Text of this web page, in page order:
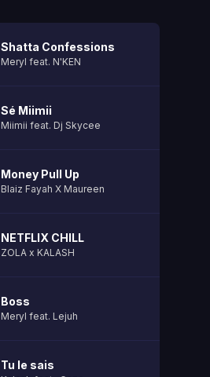
Shatta Confessions
Meryl feat. N'KEN
Sé Miimii
Miimii feat. Dj Skycee
Money Pull Up
Blaiz Fayah X Maureen
NETFLIX CHILL
ZOLA x KALASH
Boss
Meryl feat. Lejuh
Tu le sais